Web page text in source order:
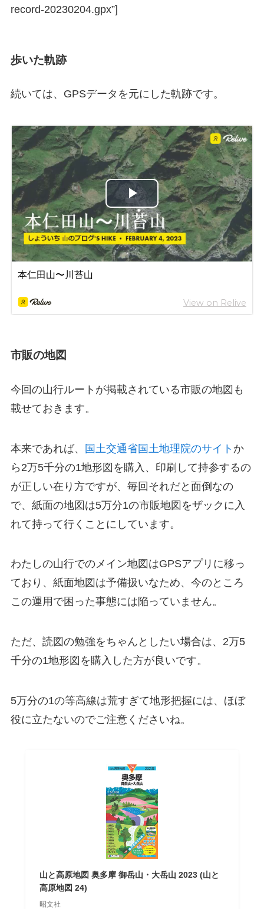
record-20230204.gpx”]
歩いた軌跡
続いては、GPSデータを元にした軌跡です。
市販の地図
今回の山行ルートが掲載されている市販の地図も
載せておきます。
本来であれば、 国土交通省国土地理院のサイト か
ら2万5千分の1地形図を購入、印刷して持参するの
が正しい在り方ですが、毎回それだと面倒なの
で、紙面の地図は5万分1の市販地図をザックに入
れて持って行くことにしています。
わたしの山行でのメイン地図はGPSアプリに移っ
ており、紙面地図は予備扱いなため、今のところ
この運用で困った事態には陥っていません。
ただ、読図の勉強をちゃんとしたい場合は、2万5
千分の1地形図を購入した方が良いです。
5万分の1の等高線は荒すぎて地形把握には、ほぼ
役に立たないのでご注意くださいね。
山と高原地図 奥多摩 御岳山・大岳山 2023 (山と
高原地図 24)
昭文社